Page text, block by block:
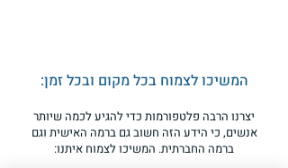
החזירות – על הסכנה
המשיכו לצמוח בכל מקום ובכל זמן:
יצרנו הרבה פלטפורמות כדי להגיע לכמה שיותר
אנשים, כי הידע הזה חשוב גם ברמה האישית וגם
ברמה החברתית. המשיכו לצמוח איתנו: